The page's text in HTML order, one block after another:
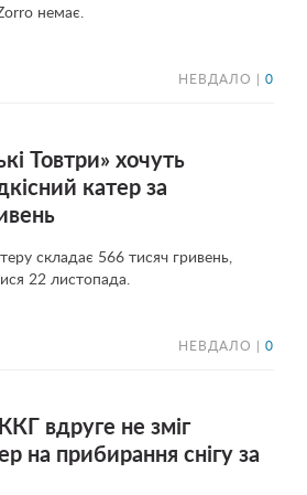
немає.
НЕВДАЛО | 0
Товтри» хочуть
катер за
складає 566 тисяч гривень,
22 листопада.
НЕВДАЛО | 0
вдруге не зміг
на прибирання снігу за